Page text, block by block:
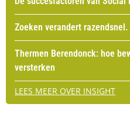
Zoeken verandert
Thermen Berendonck: hoe
versterken
LEES MEER OVER INSIGHT